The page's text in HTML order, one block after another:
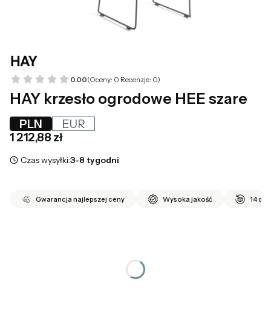
0.00(Oceny: 0 Recenzje: 0)
HAY krzesło ogrodowe HEE szare
PLN
EUR
Cena
1 212,88 zł
Czas wysyłki:3-8 tygodni
Gwarancja najlepszej ceny Wysoka jakość 14 dni